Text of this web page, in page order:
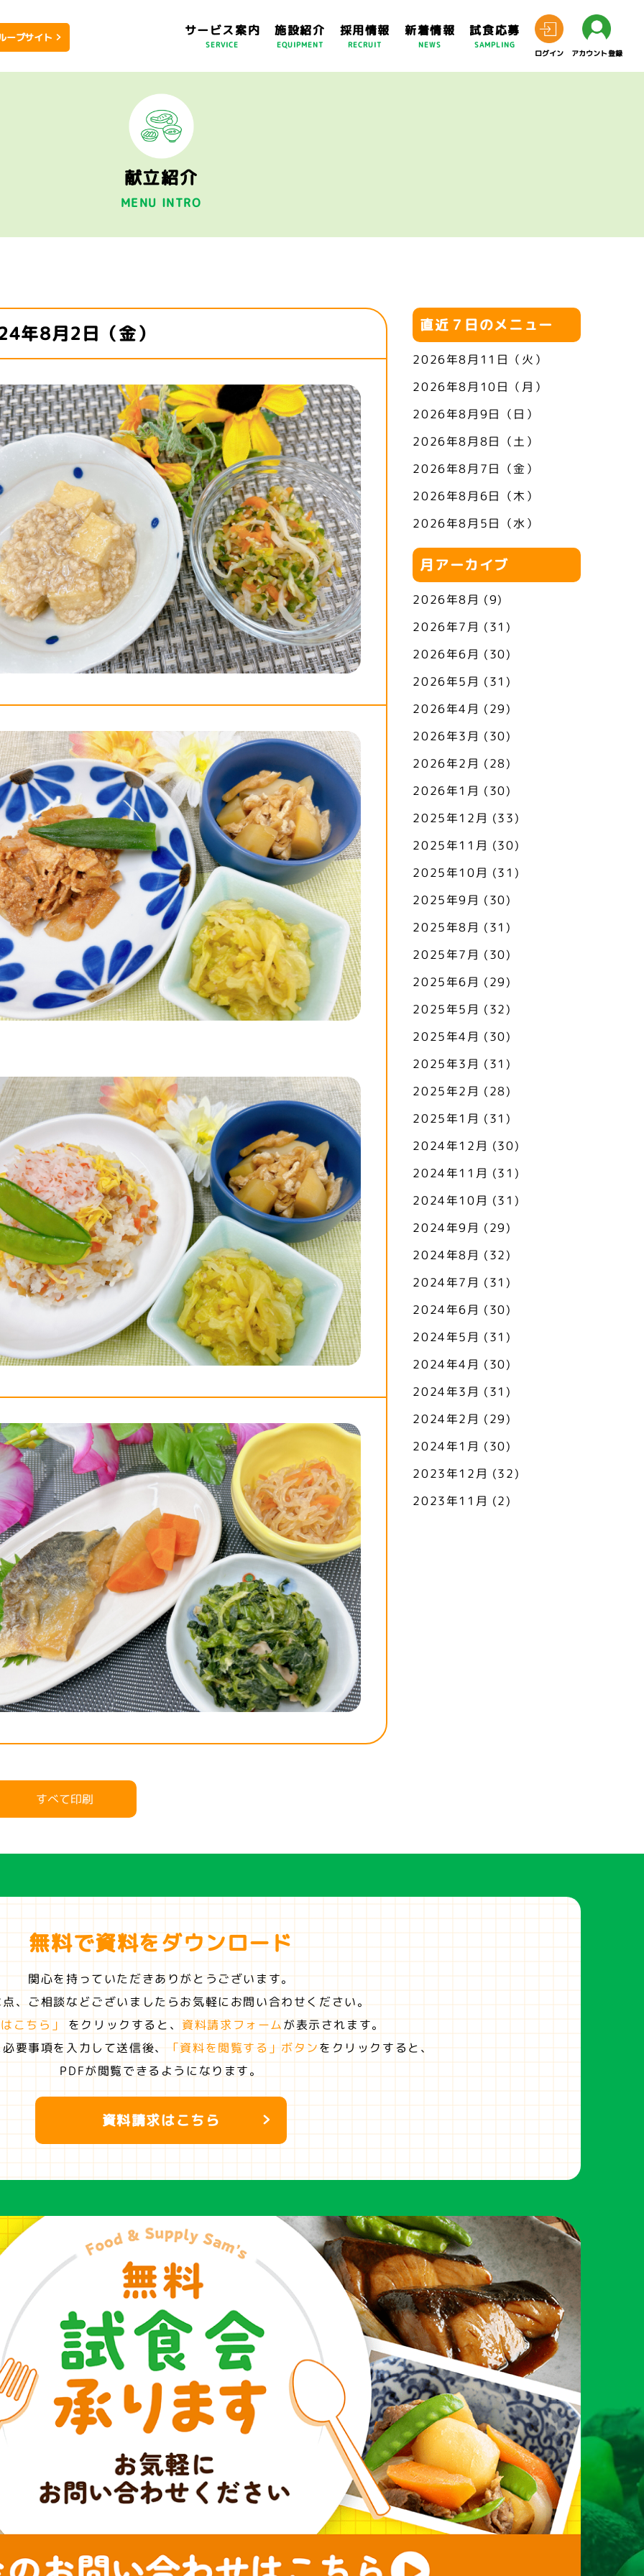
ープサイト サービス案内
SERVICE
施設紹介
EQUIPMENT
採用情報
RECRUIT
新着情報
NEWS
試食応募
SAMPLING
ログイン
アカウント登録
献立紹介
MENU INTRO
年8月2日（金）
すべて印刷
直近７日のメニュー
2026年8月11日（火）
2026年8月10日（月）
2026年8月9日（日）
2026年8月8日（土）
2026年8月7日（金）
2026年8月6日（木）
2026年8月5日（水）
月アーカイブ
2026年8月 (9)
2026年7月 (31)
2026年6月 (30)
2026年5月 (31)
2026年4月 (29)
2026年3月 (30)
2026年2月 (28)
2026年1月 (30)
2025年12月 (33)
2025年11月 (30)
2025年10月 (31)
2025年9月 (30)
2025年8月 (31)
2025年7月 (30)
2025年6月 (29)
2025年5月 (32)
2025年4月 (30)
2025年3月 (31)
2025年2月 (28)
2025年1月 (31)
2024年12月 (30)
2024年11月 (31)
2024年10月 (31)
2024年9月 (29)
2024年8月 (32)
2024年7月 (31)
2024年6月 (30)
2024年5月 (31)
2024年4月 (30)
2024年3月 (31)
2024年2月 (29)
2024年1月 (30)
2023年12月 (32)
2023年11月 (2)
無料で資料をダウンロード
関心を持っていただきありがとうございます。
、ご相談などございましたらお気軽にお問い合わせください。
こちら」
をクリックすると、 資料請求フォームが表示されます。
要事項を入力して送信後、
「資料を閲覧する」ボタンをクリックすると、
PDFが閲覧できるようになります。
資料請求はこちら